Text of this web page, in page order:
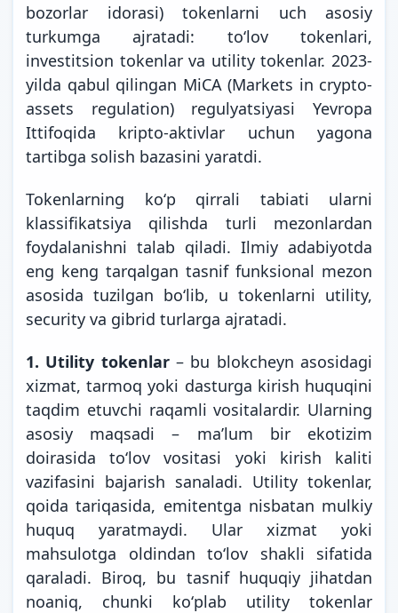
bozorlar idorasi) tokenlarni uch asosiy
turkumga ajratadi: toʻlov tokenlari,
investitsion tokenlar va utility tokenlar. 2023-
yilda qabul qilingan MiCA (Markets in crypto-
assets regulation) regulyatsiyasi Yevropa
Ittifoqida kripto-aktivlar uchun yagona
tartibga solish bazasini yaratdi.
Tokenlarning koʻp qirrali tabiati ularni
klassifikatsiya qilishda turli mezonlardan
foydalanishni talab qiladi. Ilmiy adabiyotda
eng keng tarqalgan tasnif funksional mezon
asosida tuzilgan boʻlib, u tokenlarni utility,
security va gibrid turlarga ajratadi.
1. Utility tokenlar– bu blokcheyn asosidagi
xizmat, tarmoq yoki dasturga kirish huquqini
taqdim etuvchi raqamli vositalardir. Ularning
asosiy maqsadi – maʼlum bir ekotizim
doirasida toʻlov vositasi yoki kirish kaliti
vazifasini bajarish sanaladi. Utility tokenlar,
qoida tariqasida, emitentga nisbatan mulkiy
huquq yaratmaydi. Ular xizmat yoki
mahsulotga oldindan toʻlov shakli sifatida
qaraladi. Biroq, bu tasnif huquqiy jihatdan
noaniq, chunki koʻplab utility tokenlar